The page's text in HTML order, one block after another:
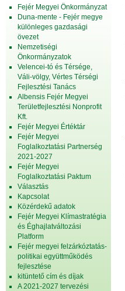
Fejér Megyei Önkormányzat
Duna-mente - Fejér megye
különleges gazdasági
övezet
Nemzetiségi
Önkormányzatok
Velencei-tó és Térsége,
Váli-völgy, Vértes Térségi
Fejlesztési Tanács
Albensis Fejér Megyei
Területfejlesztési Nonprofit
Kft.
Fejér Megyei Értéktár
Fejér Megyei
Foglalkoztatási Partnerség
2021-2027
Fejér Megyei
Foglalkoztatási Paktum
Választás
Kapcsolat
Közérdekű adatok
Fejér Megyei Klímastratégia
és Éghajlatváltozási
Platform
Fejér megyei felzárkóztatás-
politikai együttműködés
fejlesztése
kitüntető cím és díjak
A 2021-2027 tervezési